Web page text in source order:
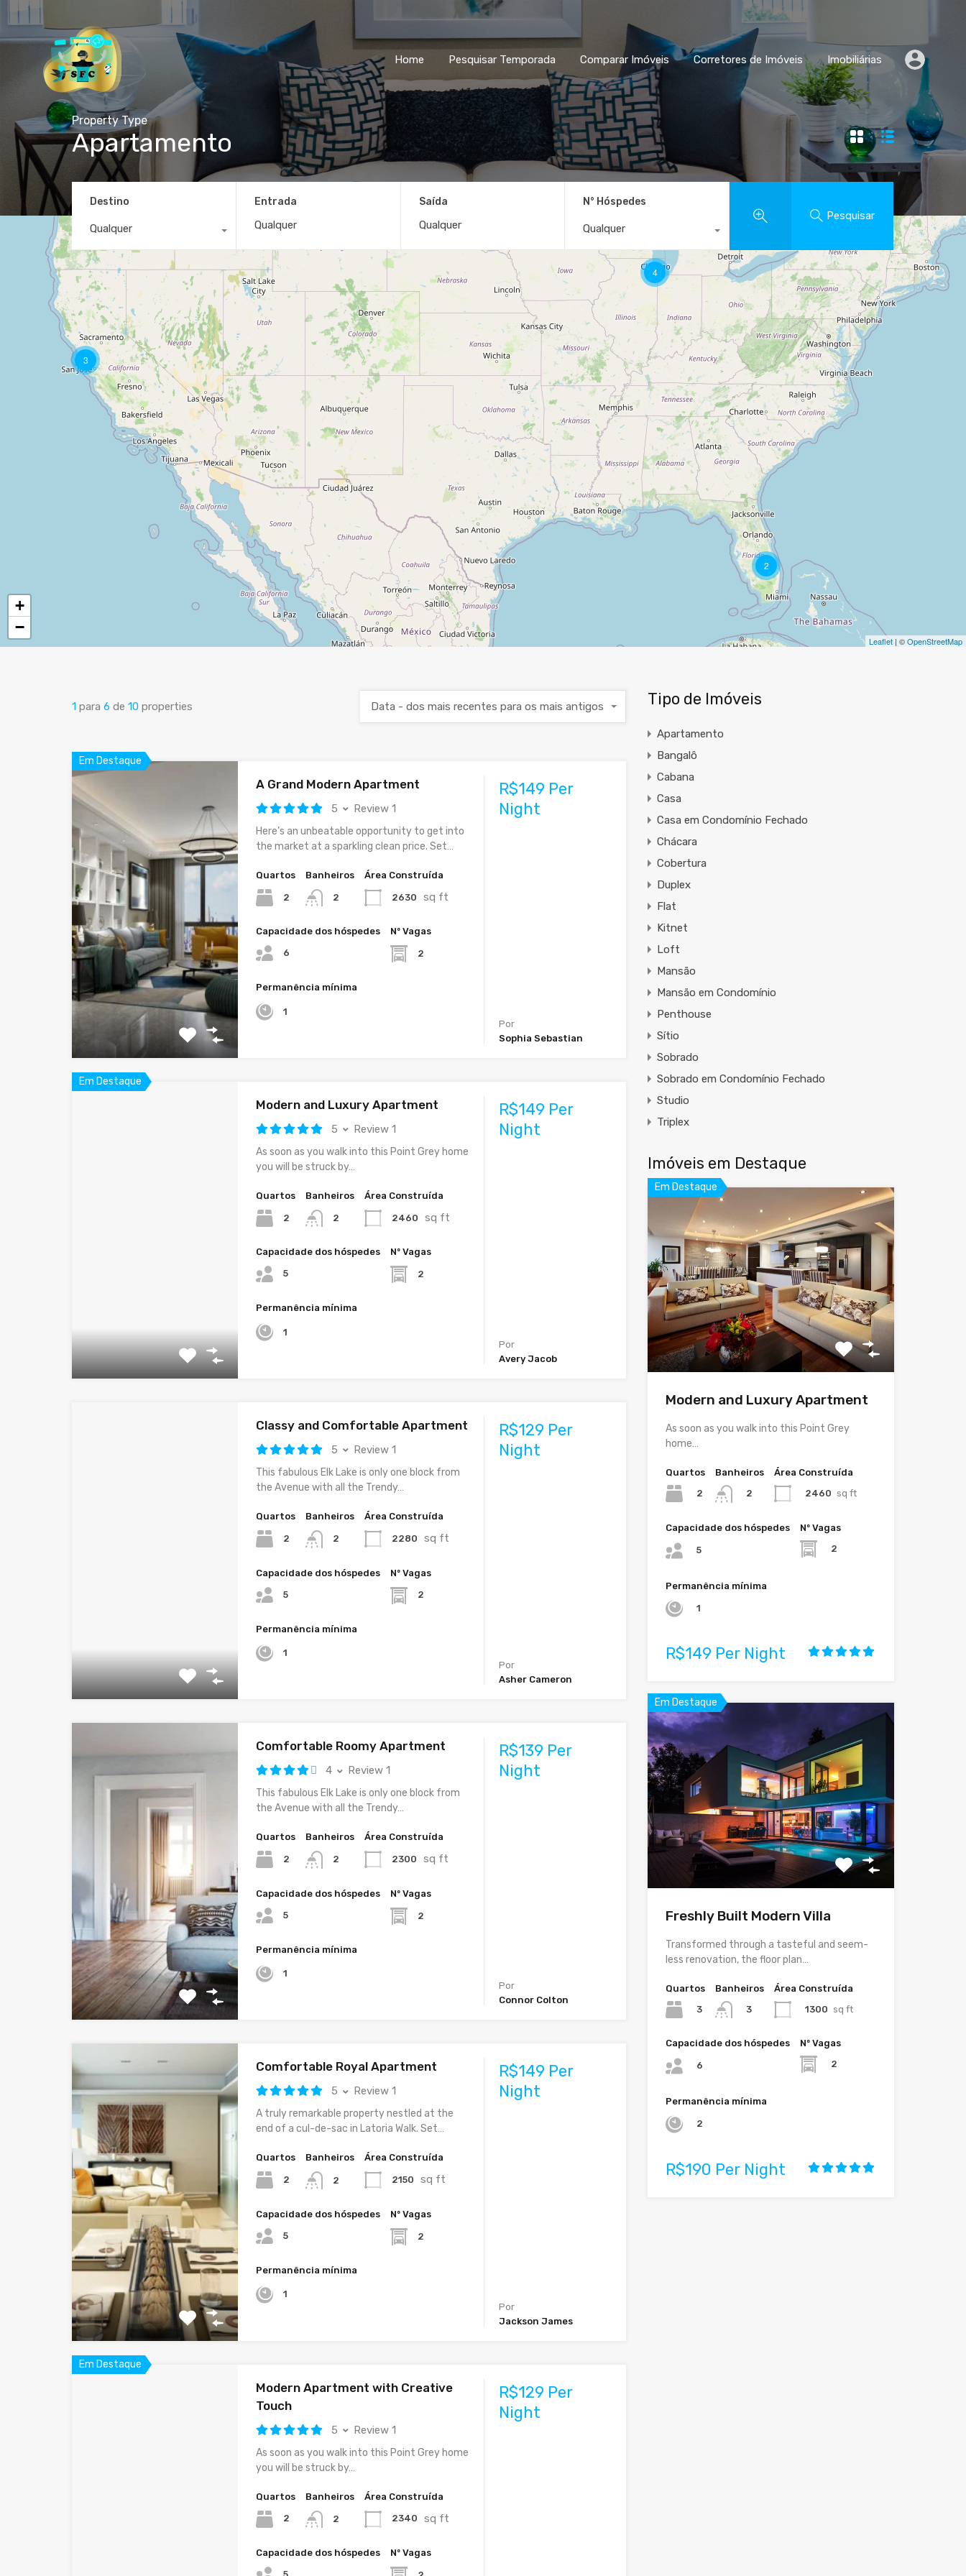
Home Pesquisar Temporada Comparar Imóveis Corretores de Imóveis
Imobiliárias
Home
Pesquisar Temporada Comparar Imóveis Corretores de Imóveis Imobiliárias
Property Type
Apartamento
Destino
Qualquer
Entrada Saída N° Hóspedes
Qualquer
Pesquisar
3
2
4
+
−
Leaflet | ©OpenStreetMap
1 para 6 de 10 properties Data - dos mais recentes para os mais antigos
Em Destaque
A Grand Modern Apartment
5 Review 1
Here’s an unbeatable opportunity to get into
the market at a sparkling clean price. Set…
Quartos
2
Banheiros
2
Área Construída
2630 sq ft
Capacidade dos hóspedes
6
Nº Vagas
2
Permanência mínima
1
R$149 Per
Night
Por
Sophia Sebastian
Em Destaque
Modern and Luxury Apartment
5 Review 1
As soon as you walk into this Point Grey home
you will be struck by…
Quartos
2
Banheiros
2
Área Construída
2460 sq ft
Capacidade dos hóspedes
5
Nº Vagas
2
Permanência mínima
1
R$149 Per
Night
Por
Avery Jacob
Classy and Comfortable Apartment
5 Review 1
This fabulous Elk Lake is only one block from
the Avenue with all the Trendy…
Quartos
2
Banheiros
2
Área Construída
2280 sq ft
Capacidade dos hóspedes
5
Nº Vagas
2
Permanência mínima
1
R$129 Per
Night
Por
Asher Cameron
Comfortable Roomy Apartment
4 Review 1
This fabulous Elk Lake is only one block from
the Avenue with all the Trendy…
Quartos
2
Banheiros
2
Área Construída
2300 sq ft
Capacidade dos hóspedes
5
Nº Vagas
2
Permanência mínima
1
R$139 Per
Night
Por
Connor Colton
Comfortable Royal Apartment
5 Review 1
A truly remarkable property nestled at the
end of a cul-de-sac in Latoria Walk. Set…
Quartos
2
Banheiros
2
Área Construída
2150 sq ft
Capacidade dos hóspedes
5
Nº Vagas
2
Permanência mínima
1
R$149 Per
Night
Por
Jackson James
Em Destaque
Modern Apartment with Creative
Touch
5 Review 1
As soon as you walk into this Point Grey home
you will be struck by…
Quartos
2
Banheiros
2
Área Construída
2340 sq ft
Capacidade dos hóspedes
Nº Vagas
R$129 Per
Night
Tipo de Imóveis
Apartamento
Bangalô
Cabana
Casa
Casa em Condomínio Fechado
Chácara
Cobertura
Duplex
Flat
Kitnet
Loft
Mansão
Mansão em Condomínio
Penthouse
Sítio
Sobrado
Sobrado em Condomínio Fechado
Studio
Triplex
Imóveis em Destaque
Em Destaque
Modern and Luxury Apartment
As soon as you walk into this Point Grey
home…
Quartos
2
Banheiros
2
Área Construída
2460 sq ft
Capacidade dos hóspedes
5
Nº Vagas
2
Permanência mínima
1
R$149 Per Night
Em Destaque
Freshly Built Modern Villa
Transformed through a tasteful and seem-
less renovation, the floor plan…
Quartos
3
Banheiros
3
Área Construída
1300 sq ft
Capacidade dos hóspedes
6
Nº Vagas
2
Permanência mínima
2
R$190 Per Night